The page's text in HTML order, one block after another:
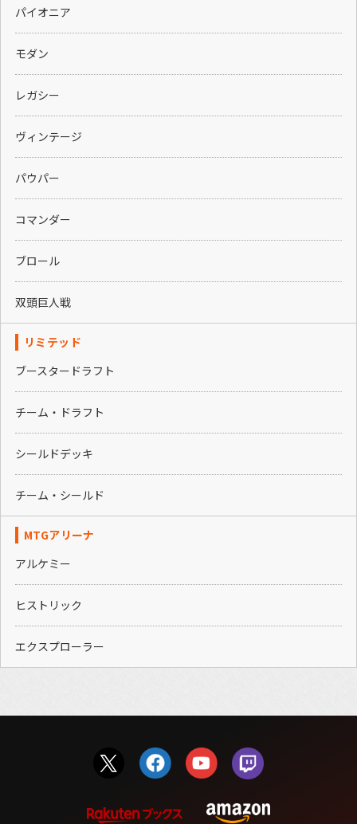
パイオニア
モダン
レガシー
ヴィンテージ
パウパー
コマンダー
ブロール
双頭巨人戦
リミテッド
ブースタードラフト
チーム・ドラフト
シールドデッキ
チーム・シールド
MTGアリーナ
アルケミー
ヒストリック
エクスプローラー